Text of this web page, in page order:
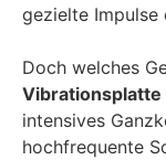
gezielte Impulse
Doch welches
Vibrationsplatte
intensives
hochfrequente